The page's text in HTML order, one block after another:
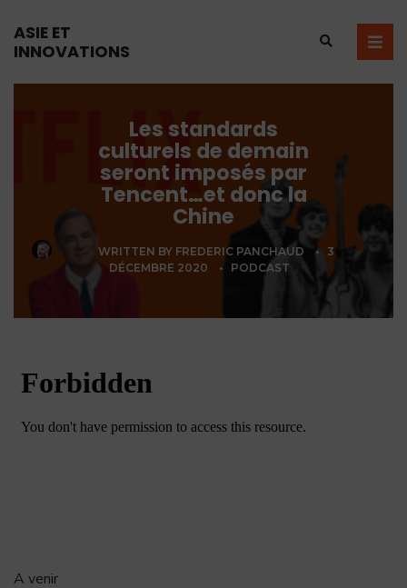
ASIE ET
INNOVATIONS
Les standards
culturels de demain
seront imposés par
Tencent…et donc la
Chine
WRITTEN BY FREDERIC PANCHAUD •
3
DÉCEMBRE 2020
• PODCAST
A venir